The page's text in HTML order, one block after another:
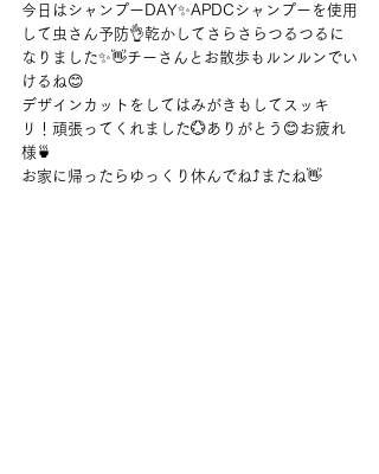
今日はシャンプーDAY✨APDCシャンプーを使用
して虫さん予防👌乾かしてさらさらつるつるに
なりました✨👋チーさんとお散歩もルンルンでい
けるね😊
デザインカットをしてはみがきもしてスッキ
リ！頑張ってくれました💮ありがとう😊お疲れ
様🍵
お家に帰ったらゆっくり休んでね⤴またね👋